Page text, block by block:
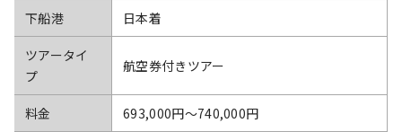
下船港 日本着
ツアータイ
プ
航空券付きツアー
料金 693,000円〜740,000円